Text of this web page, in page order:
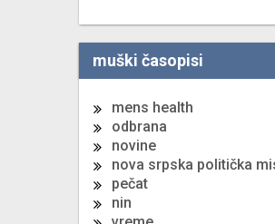
muški časopisi
mens health
odbrana
novine
nova srpska politička
pečat
nin